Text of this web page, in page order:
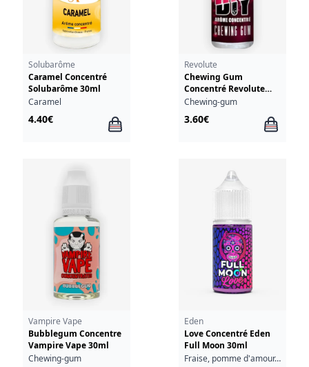
Solubarôme
Caramel Concentré
Solubarôme 30ml
Caramel
4.40€
Revolute
Chewing Gum
Concentré Revolute
10ml
Chewing-gum
3.60€
Vampire Vape
Bubblegum Concentre
Vampire Vape 30ml
Chewing-gum
Eden
Love Concentré Eden
Full Moon 30ml
Fraise, pomme d'amour, fraîcheur